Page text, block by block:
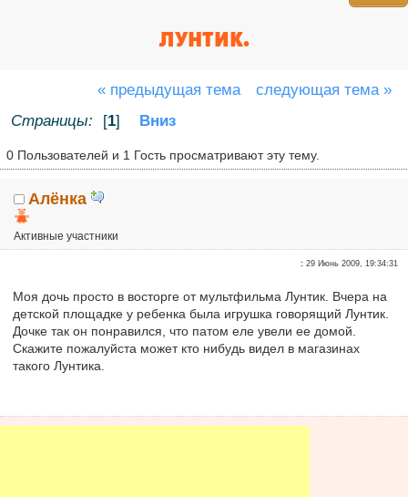
ЛУНТИК.
« предыдущая тема
следующая тема »
Страницы:
[1] Вниз
0 Пользователей и 1 Гость просматривают эту тему.
Алёнка
Активные участники
:29 Июнь 2009, 19:34:31
Моя дочь просто в восторге от мультфильма Лунтик. Вчера на
детской площадке у ребенка была игрушка говорящий Лунтик.
Дочке так он понравился, что патом еле увели ее домой.
Скажите пожалуйста может кто нибудь видел в магазинах
такого Лунтика.